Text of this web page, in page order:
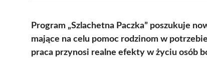
Program „Szlachetna Paczka” poszukuje
mające na celu pomoc rodzinom w
praca przynosi realne efekty w życiu osób